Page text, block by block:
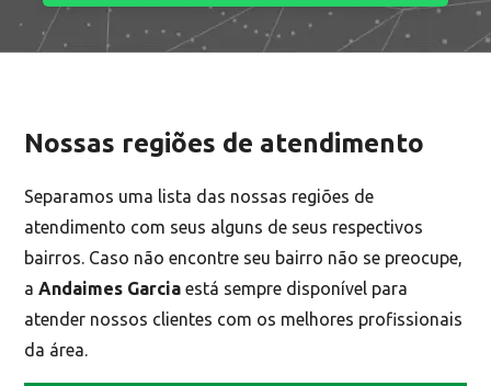
Nossas regiões de atendimento
Separamos uma lista das nossas regiões de
atendimento com seus alguns de seus respectivos
bairros. Caso não encontre seu bairro não se preocupe,
aAndaimes Garcia está sempre disponível para
atender nossos clientes com os melhores profissionais
da área.